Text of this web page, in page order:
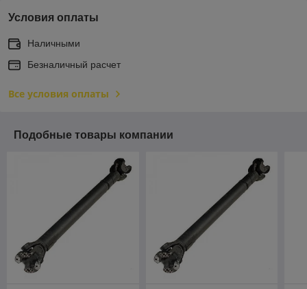
Условия оплаты
Наличными
Безналичный расчет
Все условия оплаты
Подобные товары компании